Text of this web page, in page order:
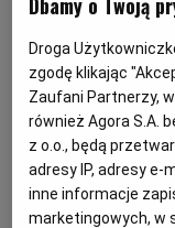
Magazyny
Wyborcza.biz
BIQdata
Archiwum
wróciły
Posłowie
skarbnicą wiedzy
Bogdan Pęk.
prywatyzację
w Polsce. Tyle że
dezawuowane, a
Droga
zgodę klikając
Zaufani Partnerzy,
również Agora S.A.
z o.o., będą
adresy IP, adresy e-
inne informacje
marketingowych, w